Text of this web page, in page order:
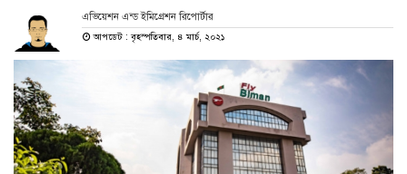
এভিয়েশন এন্ড ইমিগ্রেশন রিপোর্টার
আপডেট : বৃহস্পতিবার, ৪ মার্চ, ২০২১